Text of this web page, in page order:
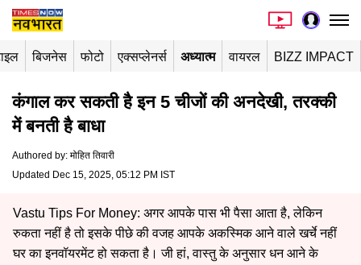
बिजनेस फोटो एक्सप्लेनर्स अध्यात्म वायरल BIZZ IMPACT
कंगाल कर सकती है इन 5 चीजों की अनदेखी, तरक्की
में बनती है बाधा
Authored by: मोहित तिवारी
Updated Dec 15, 2025, 05:12 PM IST
Vastu Tips For Money: अगर आपके पास भी पैसा आता है, लेकिन
रुकता नहीं है तो इसके पीछे की वजह आपके अकस्मिक आने वाले खर्चे नहीं
घर का इनवॉयरमेंट हो सकता है। जी हां, वास्तु के अनुसार धन आने के